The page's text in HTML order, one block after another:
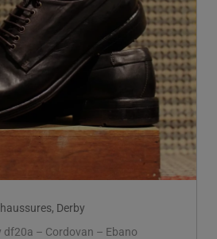
, Derby
df20a – Cordovan – Ebano